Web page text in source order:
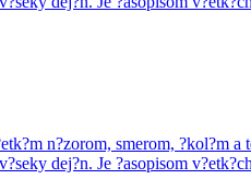
n?zorom, smerom, ?kol?m
dej?n. Je ?asopisom